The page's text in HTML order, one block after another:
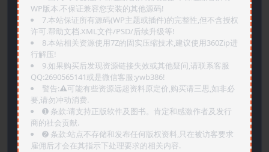
WP版本.不保证兼容您安装的其他源码!
7.本站保证所有源码(WP主题或插件)的完整性,但不含授权
许可.帮助文档.XML文件/PSD/后续升级等!
8.本站相关资源使用7Z的固实压缩技术,建议使用360Zip进
行解压!
9.如果购买后发现资源链接失效或其他疑问,请联系客服
QQ:2690565141或是微信客服:ywb386!
警告:⚠️可能有些资源远超资料原定价,购买请三思,如非必
要,请勿冲动消费.
➊️ 条款:请支持正版软件及图书。肯定和感激作者及发行
商的社会贡献.
➋️ 条款:站点不存储和发布任何版权资料,只在被访客要求
雇佣后才会在其指示下处理要求的相关内容.